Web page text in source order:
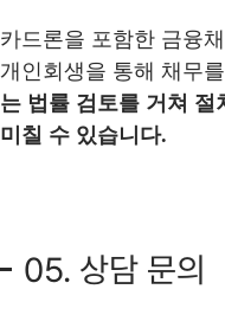
카드론을 포함한 금융
개인회생을 통해 채무
는 법률 검토를 거쳐
미칠 수 있습니다.
05. 상담 문의